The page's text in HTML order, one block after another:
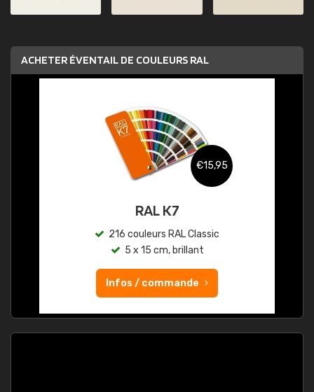
ACHETER ÉVENTAIL DE COULEURS RAL
€15,95
RAL K7
216 couleurs RAL Classic
5 x 15 cm, brillant
Infos / commande